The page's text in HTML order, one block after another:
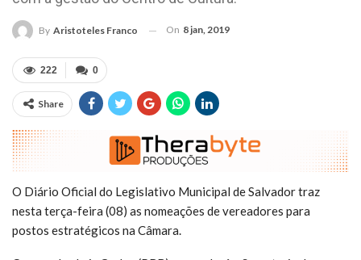
By Aristoteles Franco On 8 jan, 2019
0
222
Share
O Diário Oficial do Legislativo Municipal de Salvador traz
nesta terça-feira (08) as nomeações de vereadores para
postos estratégicos na Câmara.